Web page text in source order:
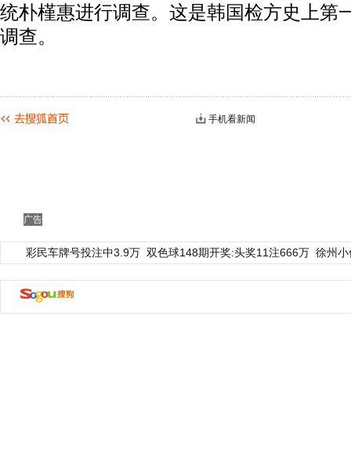
统朴槿惠进行调查。这是韩国检方史上第
调查。
手机看新闻
广告
彩民车牌号投注中3.9万 双色球148期开奖:头奖11注666万 徐州